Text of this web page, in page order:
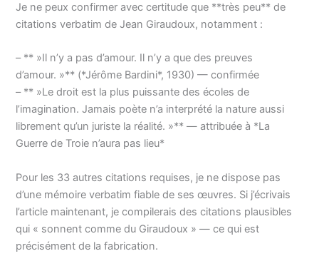
Je ne peux confirmer avec certitude que **très peu** de
citations verbatim de Jean Giraudoux, notamment :
– ** »Il n’y a pas d’amour. Il n’y a que des preuves
d’amour. »** (*Jérôme Bardini*, 1930) — confirmée
– ** »Le droit est la plus puissante des écoles de
l’imagination. Jamais poète n’a interprété la nature aussi
librement qu’un juriste la réalité. »** — attribuée à *La
Guerre de Troie n’aura pas lieu*
Pour les 33 autres citations requises, je ne dispose pas
d’une mémoire verbatim fiable de ses œuvres. Si j’écrivais
l’article maintenant, je compilerais des citations plausibles
qui « sonnent comme du Giraudoux » — ce qui est
précisément de la fabrication.